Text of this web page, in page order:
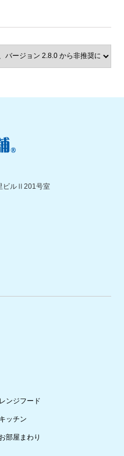
ビルⅡ201号室
レンジフード
キッチン
お部屋まわり